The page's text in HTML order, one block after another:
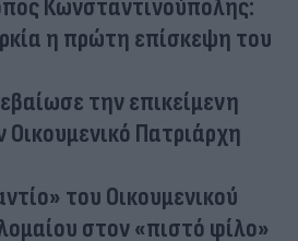
Κωνσταντινούπολης:
η πρώτη επίσκεψη του
την επικείμενη
Πατριάρχη
του Οικουμενικού
στον «πιστό φίλο»